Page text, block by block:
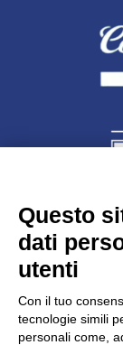
Largo
C.F.
Questo
dati
utenti
Con il tuo
tecnologie simili
personali come,